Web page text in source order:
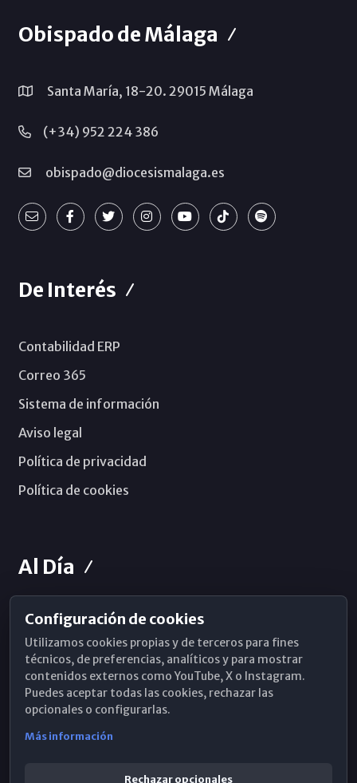
Obispado de Málaga
Santa María, 18-20. 29015 Málaga
(+34) 952 224 386
obispado@diocesismalaga.es
De Interés
Contabilidad ERP
Correo 365
Sistema de información
Aviso legal
Política de privacidad
Política de cookies
Al Día
Horarios de Misa
Hemeroteca
WhatsApp
Configuración de cookies
Utilizamos cookies propias y de terceros para fines
técnicos, de preferencias, analíticos y para mostrar
contenidos externos como YouTube, X o Instagram.
Puedes aceptar todas las cookies, rechazar las
opcionales o configurarlas.
Más información
Rechazar opcionales